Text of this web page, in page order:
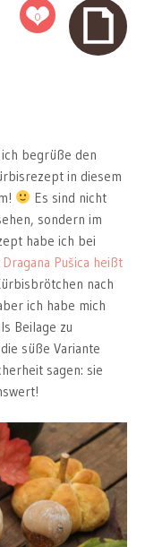
0
begrüße den
in diesem
Es sind nicht
sondern im
habe ich bei
Dragana Pušica heißt
nach
ich habe mich
Beilage zu
süße Variante
sagen: sie